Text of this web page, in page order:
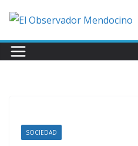
contenido
SOCIEDAD